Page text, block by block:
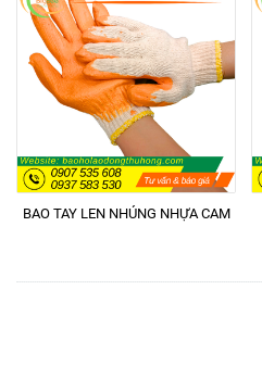
BAO TAY LEN NHÚNG NHỰA CAM